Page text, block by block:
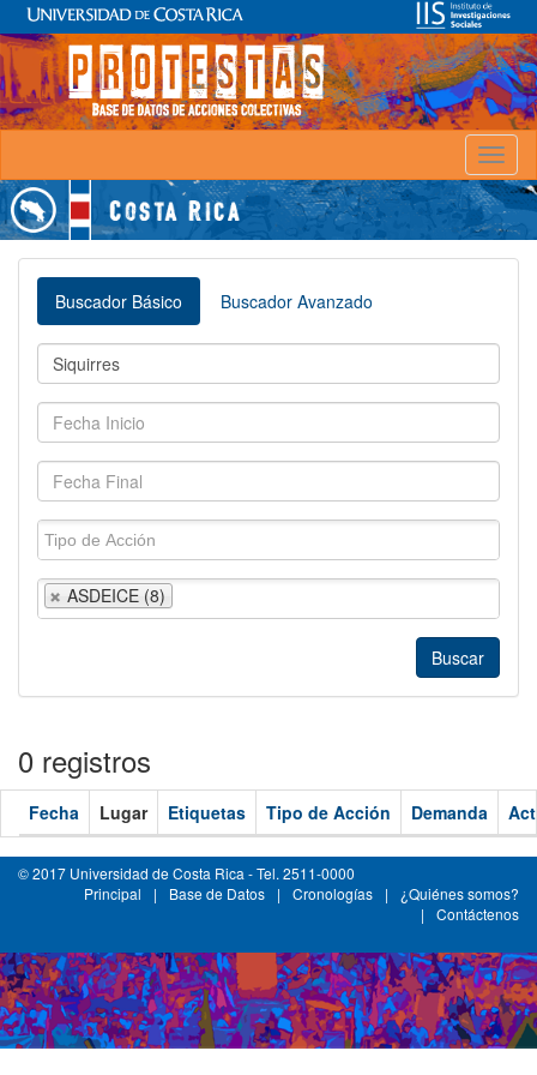
Buscador Básico Buscador Avanzado
ASDEICE (8)
0 registros
Fecha Lugar Etiquetas Tipo de Acción Demanda
© 2017 Universidad de Costa Rica - Tel. 2511-0000
Principal
| Base de Datos | Cronologías |
¿Quiénes somos?
|
Contáctenos